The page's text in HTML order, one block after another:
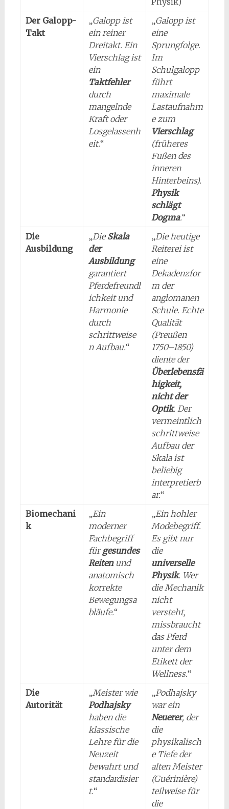
Der Galopp-
Takt
„Galopp ist
ein reiner
Dreitakt. Ein
Vierschlag ist
ein
Taktfehler
durch
mangelnde
Kraft oder
Losgelassenh
eit.“
„Galopp ist
eine
Sprungfolge.
Im
Schulgalopp
führt
maximale
Lastaufnahm
e zum
Vierschlag
(früheres
Fußen des
inneren
Hinterbeins).
Physik
schlägt
Dogma.“
Die
Ausbildung
„DieSkala
der
Ausbildung
garantiert
Pferdefreundl
ichkeit und
Harmonie
durch
schrittweise
n Aufbau.“
„Die heutige
Reiterei ist
eine
Dekadenzfor
m der
anglomanen
Schule. Echte
Qualität
(Preußen
1750–1850)
diente der
Überlebensfä
higkeit,
nicht der
Optik. Der
vermeintlich
schrittweise
Aufbau der
Skala ist
beliebig
interpretierb
ar.“
Biomechani
k
„Ein
moderner
Fachbegriff
fürgesundes
Reitenund
anatomisch
korrekte
Bewegungsa
bläufe.“
„Ein hohler
Modebegriff.
Es gibt nur
die
universelle
Physik. Wer
die Mechanik
nicht
versteht,
missbraucht
das Pferd
unter dem
Etikett der
Wellness.“
Die
Autorität
„Meister wie
Podhajsky
haben die
klassische
Lehre für die
Neuzeit
bewahrt und
standardisier
t.“
„Podhajsky
war ein
Neuerer, der
die
physikalisch
e Tiefe der
alten Meister
(Guérinière)
teilweise für
die